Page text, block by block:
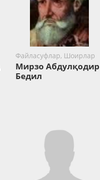
Файласуфлар, Шоирлар
Мирзо Абдулқодир
Бедил